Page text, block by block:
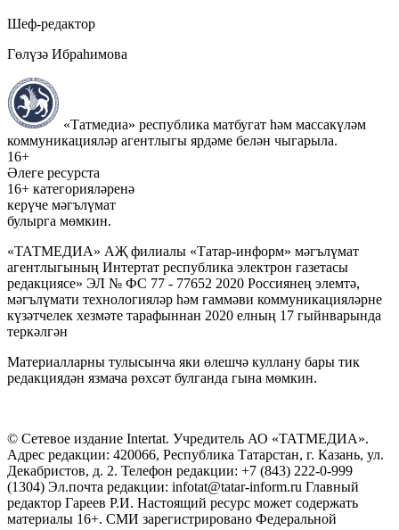
Шеф-редактор
Гөлүзә Ибраһимова
«Татмедиа» республика матбугат һәм массакүләм
коммуникацияләр агентлыгы ярдәме белән чыгарыла.
16+
Әлеге ресурста
16+ категорияләренә
керүче мәгълүмат
булырга мөмкин.
«ТАТМЕДИА» АҖ филиалы «Татар-информ» мәгълүмат
агентлыгының Интертат республика электрон газетасы
редакциясе» ЭЛ № ФС 77 - 77652 2020 Россиянең элемтә,
мәгълүмати технологияләр һәм гаммәви коммуникацияләрне
күзәтчелек хезмәте тарафыннан 2020 елның 17 гыйнварында
теркәлгән
Материалларны тулысынча яки өлешчә куллану бары тик
редакциядән язмача рөхсәт булганда гына мөмкин.
© Сетевое издание Intertat. Учредитель АО «ТАТМЕДИА».
Адрес редакции: 420066, Республика Татарстан, г. Казань, ул.
Декабристов, д. 2. Телефон редакции: +7 (843) 222-0-999
(1304) Эл.почта редакции: infotat@tatar-inform.ru Главный
редактор Гареев Р.И. Настоящий ресурс может содержать
материалы 16+. СМИ зарегистрировано Федеральной